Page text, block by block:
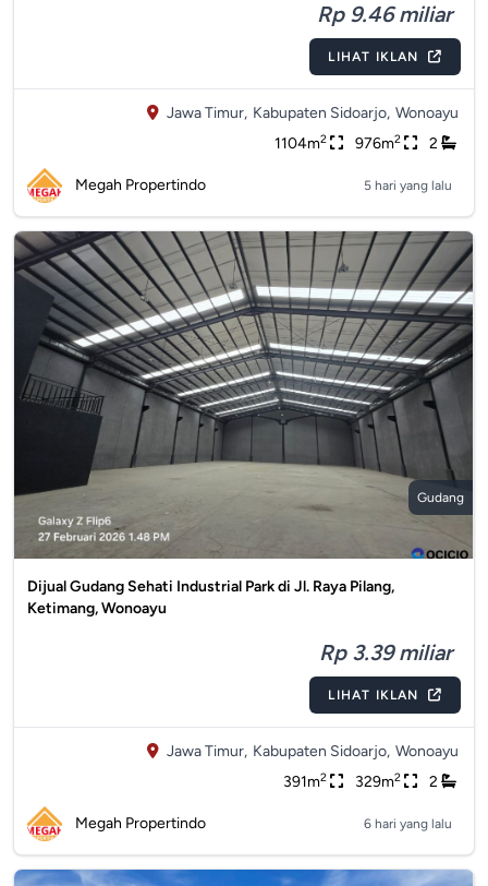
Rp 9.46 miliar
LIHAT IKLAN
Jawa Timur, Kabupaten Sidoarjo, Wonoayu
1104m2 976m2 2
Megah Propertindo 5 hari yang lalu
Gudang
Dijual Gudang Sehati Industrial Park di Jl. Raya Pilang,
Ketimang, Wonoayu
Rp 3.39 miliar
LIHAT IKLAN
Jawa Timur, Kabupaten Sidoarjo, Wonoayu
391m2 329m2 2
Megah Propertindo 6 hari yang lalu